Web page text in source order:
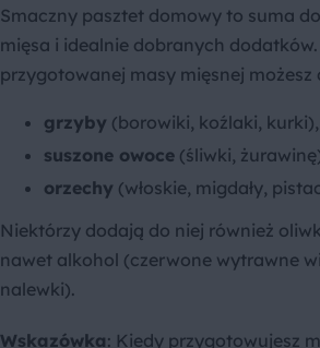
Smaczny pasztet domowy to suma
mięsa i idealnie dobranych dodatków.
przygotowanej masy mięsnej możesz
grzyby (borowiki, koźlaki, kurki),
suszone owoce (śliwki,
orzechy (włoskie, migdały,
Niektórzy dodają do niej również
nawet alkohol (czerwone wytrawne
nalewki).
Wskazówka: Kiedy przygotowujesz